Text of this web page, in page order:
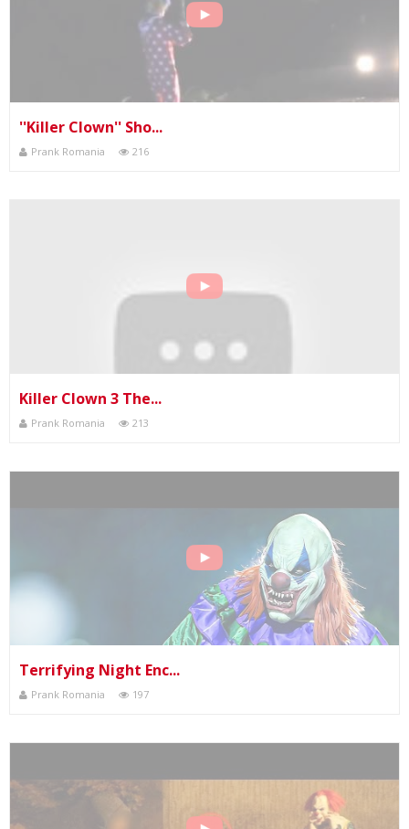
''Killer Clown'' Sho...
Prank Romania 216
Killer Clown 3 The...
Prank Romania 213
Terrifying Night Enc...
Prank Romania 197